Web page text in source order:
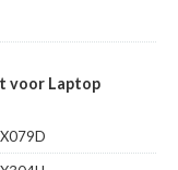
voor Laptop